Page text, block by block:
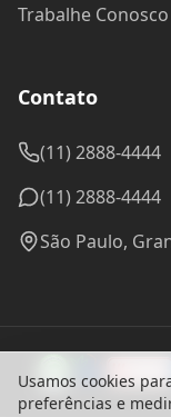
Trabalhe Conosco
Contato
(11) 2888-4444
(11) 2888-4444
São Paulo,
Usamos cookies
preferências e